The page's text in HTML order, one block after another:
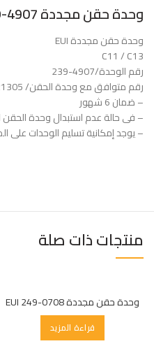
وحدة حقن مجددة EUI 239-4907
وحدة حقن مجددة EUI
C11 / C13
رقم الوحدة/4907-239
رقم متوافق مع وحدة الحقن/ 2394907/10R1305
– ضمان 6 شهور
– فى حالة عدم استبدال وحدة الحقن
– يوجد إمكانية تسليم الوحدات على
منتجات ذات صلة
وحدة حقن مجددة EUI 249-0708
قراءة المزيد